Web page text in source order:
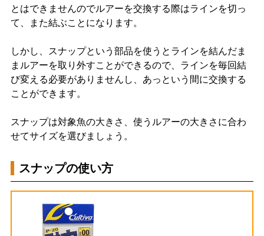
とはできませんのでルアーを交換する際はラインを切っ
て、また結ぶことになります。
しかし、スナップという部品を使うとラインを結んだま
まルアーを取り外すことができるので、ラインを毎回結
び変える必要がありませんし、あっという間に交換する
ことができます。
スナップは対象魚の大きさ、使うルアーの大きさに合わ
せてサイズを選びましょう。
スナップの使い方